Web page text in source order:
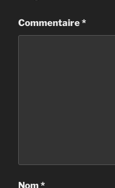
Commentaire*
Nom*